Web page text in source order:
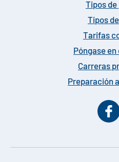
Tipos
Tipos
Tarifas
Póngase
Carreras
Preparación